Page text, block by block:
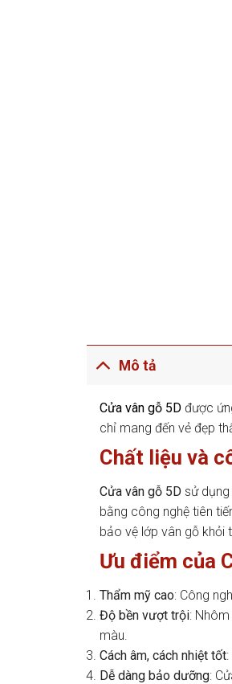
Mô tả
Cửa vân gỗ 5D được
chỉ mang đến vẻ đẹp
Chất liệu và
Cửa vân gỗ 5D sử
bằng công nghệ tiên
bảo vệ lớp vân gỗ
Ưu điểm của
Thẩm mỹ cao: Công
Độ bền vượt trội:
màu.
Cách âm, cách nhiệt tốt
Dễ dàng bảo dưỡng: